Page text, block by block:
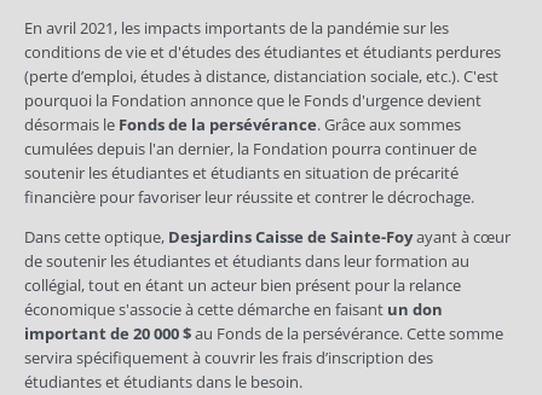
En avril 2021, les impacts importants de la pandémie sur les
conditions de vie et d'études des étudiantes et étudiants perdures
(perte d’emploi, études à distance, distanciation sociale, etc.). C'est
pourquoi la Fondation annonce que le Fonds d'urgence devient
désormais le Fonds de la persévérance. Grâce aux sommes
cumulées depuis l'an dernier, la Fondation pourra continuer de
soutenir les étudiantes et étudiants en situation de précarité
financière pour favoriser leur réussite et contrer le décrochage.
Dans cette optique, Desjardins Caisse de Sainte-Foyayant à cœur
de soutenir les étudiantes et étudiants dans leur formation au
collégial, tout en étant un acteur bien présent pour la relance
économique s'associe à cette démarche en faisant un don
important de 20 000 $au Fonds de la persévérance. Cette somme
servira spécifiquement à couvrir les frais d’inscription des
étudiantes et étudiants dans le besoin.